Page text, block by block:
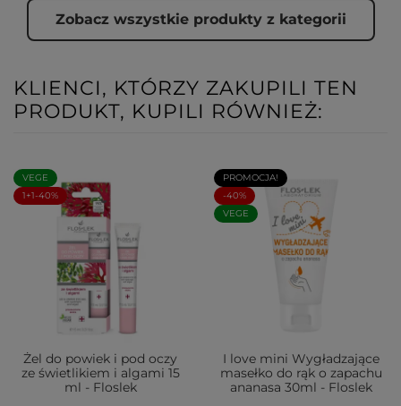
Zobacz wszystkie produkty z kategorii
KLIENCI, KTÓRZY ZAKUPILI TEN
PRODUKT, KUPILI RÓWNIEŻ:
VEGE
1+1-40%
Żel do powiek i pod oczy
ze świetlikiem i algami 15
ml - Floslek
PROMOCJA!
-40%
VEGE
I love mini Wygładzające
masełko do rąk o zapachu
ananasa 30ml - Floslek